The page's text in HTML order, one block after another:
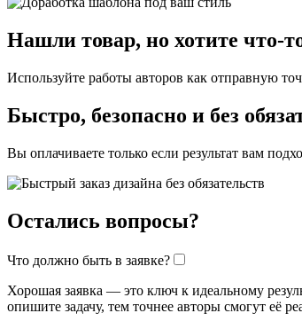
Нашли товар, но хотите что-
Используйте работы авторов как отправную
Быстро, безопасно и без
Вы оплачиваете только если результат вам
Остались вопросы?
Что должно быть в заявке?
Хорошая заявка — это ключ к идеальному
опишите задачу, тем точнее авторы смогут её